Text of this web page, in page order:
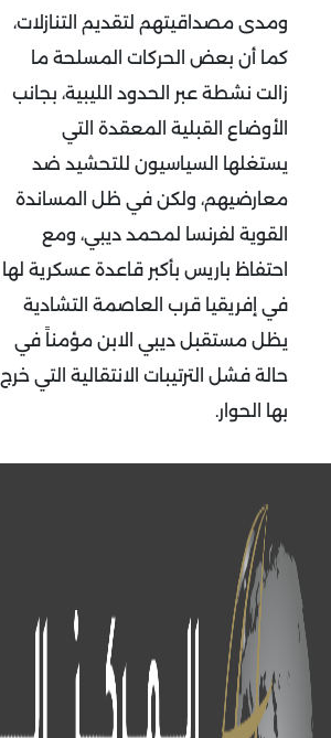
ومدى مصداقيتهم لتقديم التنازلات،
كما أن بعض الحركات المسلحة ما
زالت نشطة عبر الحدود الليبية، بجانب
الأوضاع القبلية المعقدة التي
يستغلها السياسيون للتحشيد ضد
معارضيهم، ولكن في ظل المساندة
القوية لفرنسا لمحمد ديبي، ومع
احتفاظ باريس بأكبر قاعدة عسكرية لها
في إفريقيا قرب العاصمة التشادية
يظل مستقبل ديبي الابن مؤمناً في
حالة فشل الترتيبات الانتقالية التي خرج
بها الحوار.